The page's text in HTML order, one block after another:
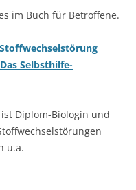
im Buch für Betroffene.
Stoffwechselstörung
Selbsthilfe-
Diplom-Biologin und
u.a.